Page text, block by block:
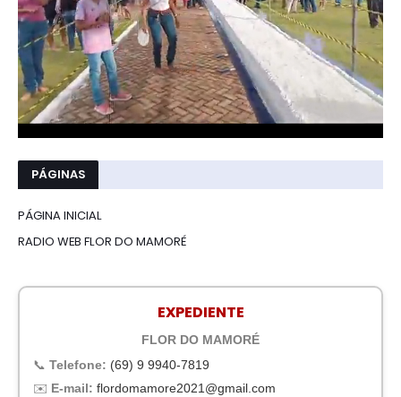
PÁGINAS
PÁGINA INICIAL
RADIO WEB FLOR DO MAMORÉ
EXPEDIENTE
FLOR DO MAMORÉ
📞 Telefone: (69) 9 9940-7819
✉️ E-mail: flordomamore2021@gmail.com